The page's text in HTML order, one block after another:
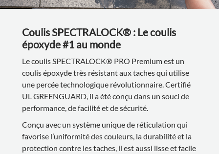
Coulis SPECTRALOCK® : Le coulis
époxyde #1 au monde
Le coulis SPECTRALOCK® PRO Premium est un
coulis époxyde très résistant aux taches qui utilise
une percée technologique révolutionnaire. Certifié
UL GREENGUARD, il a été conçu dans un souci de
performance, de facilité et de sécurité.
Conçu avec un système unique de réticulation qui
favorise l’uniformité des couleurs, la durabilité et la
protection contre les taches, il est aussi lisse et facile